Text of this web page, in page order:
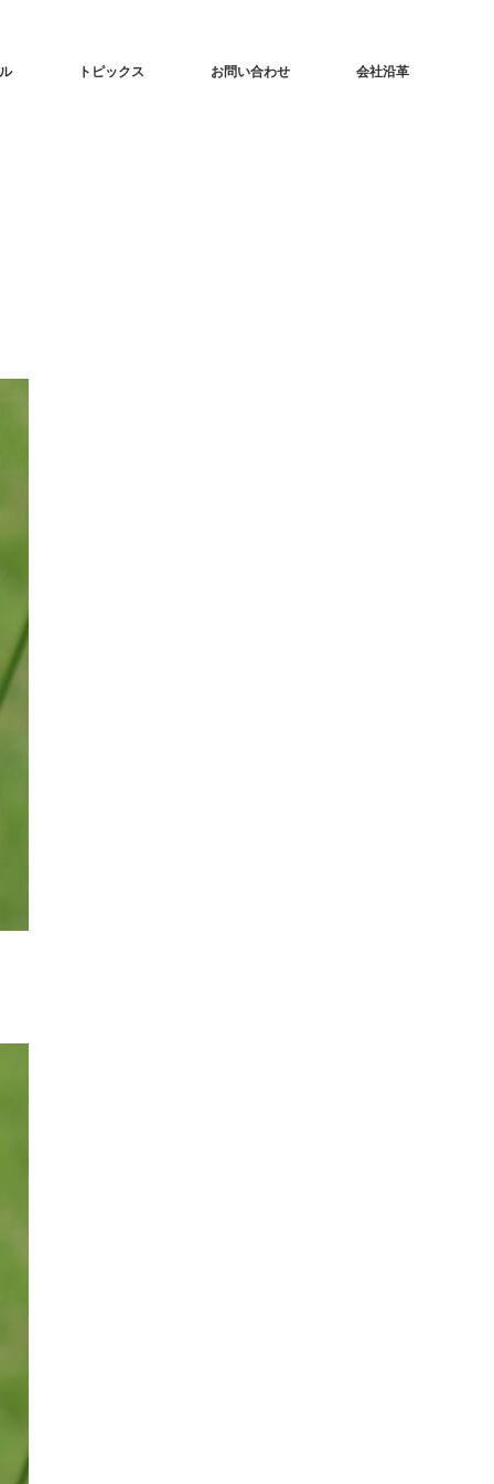
トピックス お問い合わせ 会社沿革